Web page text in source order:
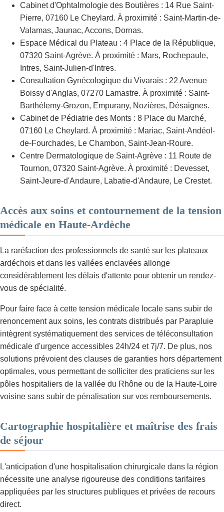
Cabinet d'Ophtalmologie des Boutières : 14 Rue Saint-
Pierre, 07160 Le Cheylard. À proximité : Saint-Martin-de-
Valamas, Jaunac, Accons, Dornas.
Espace Médical du Plateau : 4 Place de la République,
07320 Saint-Agrève. À proximité : Mars, Rochepaule,
Intres, Saint-Julien-d'Intres.
Consultation Gynécologique du Vivarais : 22 Avenue
Boissy d'Anglas, 07270 Lamastre. À proximité : Saint-
Barthélemy-Grozon, Empurany, Nozières, Désaignes.
Cabinet de Pédiatrie des Monts : 8 Place du Marché,
07160 Le Cheylard. À proximité : Mariac, Saint-Andéol-
de-Fourchades, Le Chambon, Saint-Jean-Roure.
Centre Dermatologique de Saint-Agrève : 11 Route de
Tournon, 07320 Saint-Agrève. À proximité : Devesset,
Saint-Jeure-d'Andaure, Labatie-d'Andaure, Le Crestet.
Accès aux soins et contournement de la tension
médicale en Haute-Ardèche
La raréfaction des professionnels de santé sur les plateaux
ardéchois et dans les vallées enclavées allonge
considérablement les délais d'attente pour obtenir un rendez-
vous de spécialité.
Pour faire face à cette tension médicale locale sans subir de
renoncement aux soins, les contrats distribués par Parapluie
intègrent systématiquement des services de téléconsultation
médicale d'urgence accessibles 24h/24 et 7j/7. De plus, nos
solutions prévoient des clauses de garanties hors département
optimales, vous permettant de solliciter des praticiens sur les
pôles hospitaliers de la vallée du Rhône ou de la Haute-Loire
voisine sans subir de pénalisation sur vos remboursements.
Cartographie hospitalière et maîtrise des frais
de séjour
L'anticipation d'une hospitalisation chirurgicale dans la région
nécessite une analyse rigoureuse des conditions tarifaires
appliquées par les structures publiques et privées de recours
direct.